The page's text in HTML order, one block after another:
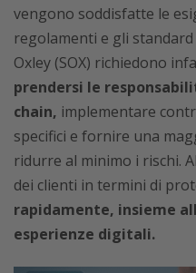
vengono soddisfatte le
regolamenti e gli
Oxley (SOX) richiedono
prendersi le
chain, implementare
specifici e fornire una
ridurre al minimo i rischi.
dei clienti in termini di
rapidamente, insieme
esperienze digitali.